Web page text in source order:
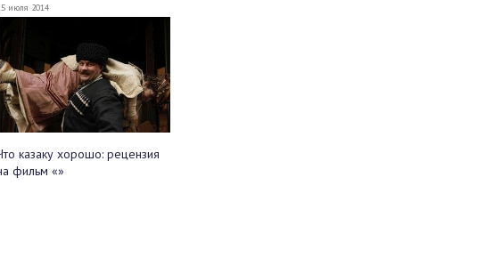
июля 2014
казаку хорошо: рецензия
фильм «»